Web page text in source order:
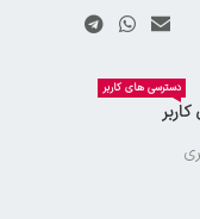
دسترسی های کاربر